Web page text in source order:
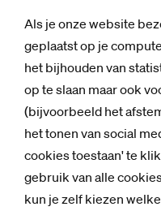
Als je onze website
geplaatst op je
het bijhouden van
op te slaan maar ook
(bijvoorbeeld het
het tonen van social
cookies toestaan' te
gebruik van alle
kun je zelf kiezen
Mensen